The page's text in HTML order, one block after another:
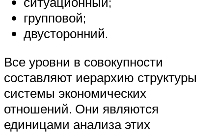
групповой;
двусторонний.
Все уровни в совокупности
составляют иерархию структуры
системы экономических
отношений. Они являются
единицами анализа этих